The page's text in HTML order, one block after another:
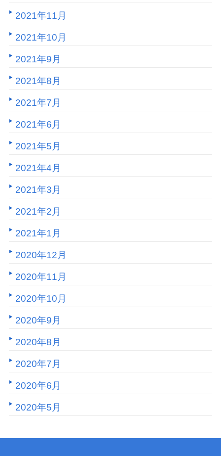
2021年11月
2021年10月
2021年9月
2021年8月
2021年7月
2021年6月
2021年5月
2021年4月
2021年3月
2021年2月
2021年1月
2020年12月
2020年11月
2020年10月
2020年9月
2020年8月
2020年7月
2020年6月
2020年5月